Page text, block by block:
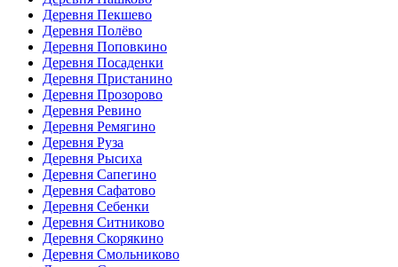
Деревня Пекшево
Деревня Полёво
Деревня Поповкино
Деревня Посаденки
Деревня Пристанино
Деревня Прозорово
Деревня Ревино
Деревня Ремягино
Деревня Руза
Деревня Рысиха
Деревня Сапегино
Деревня Сафатово
Деревня Себенки
Деревня Ситниково
Деревня Скорякино
Деревня Смольниково